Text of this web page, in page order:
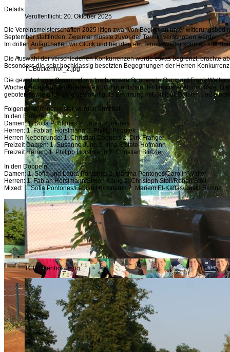
TCBuckenhof_2.jpg
TCBuckenhof_3.jpg
Details
Veröffentlicht: 20. Oktober 2025
Die Vereinsmeisterschaften 2025 litten zwar von Beginn an unter
September stattfinden. Zweimal musste zuvor der Termin verschoben werden.
Im dritten Anlauf hatten wir Glück und bei idealem Tennis-Wetter konnten alle
Die Auswahl der verschiedenen Konkurrenzen wurde etwas begrenzt, brachte
Besonders die sehr hochklassig besetzten Begegnungen der Herren
Die gewohnt gute Organisation durch unsere Sportwarte Caro und Frank
Wochenendes auf der Anlage des TCB in entspannter familiärer Atmosphäre.
geboten sowie allen eine gewohnt gute Bewirtung mit Grillgut, Salaten und
Folgende Vereinsmeister wurden ermittelt:
In den Einzeln
Damen: 1. Sofia Pontones 2. Laura Pontones
Herren: 1. Fabian Horstmann 2. Phillip Piroutek
Herren Nebenrunde: 1. Christian Döppers 2. Dirk Franger
Freizeit Damen: 1. Susanne Jung 2. Irina Efstate-Hofmann
Freizeit Herren: 1. Philipp Horstmann 2. Christian Blinzler
In den Doppeln
Damen: 1. Sofia und Laura Pontones 2. Martina Pontones/Carolin Walter
Herren: 1. Fabian Horstmann/Simon König 2. Christoph Stoll/Robert Stoll
Mixed: 1. Sofia Pontones/Fabian Horstmann 2. Mariem El-Kaffas/David Schinz